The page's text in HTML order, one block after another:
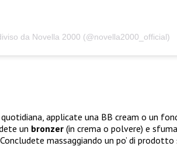
da Novella 2000 (@novella2000_official)
applicate una BB cream o un
un bronzer (in crema o polvere) e
massaggiando un po’ di